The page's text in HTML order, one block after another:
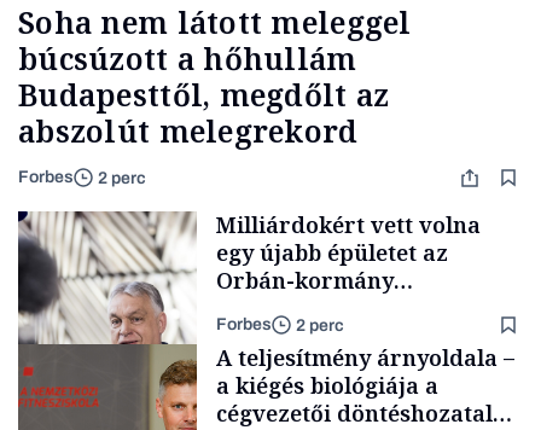
Soha nem látott meleggel
búcsúzott a hőhullám
Budapesttől, megdőlt az
abszolút melegrekord
Forbes 2 perc
Milliárdokért vett volna
egy újabb épületet az
Orbán-kormány
Brüsszelben, fine dining
éttermet is nyitottak volna
benne
Forbes 2 perc
A teljesítmény árnyoldala –
a kiégés biológiája a
cégvezetői döntéshozatal